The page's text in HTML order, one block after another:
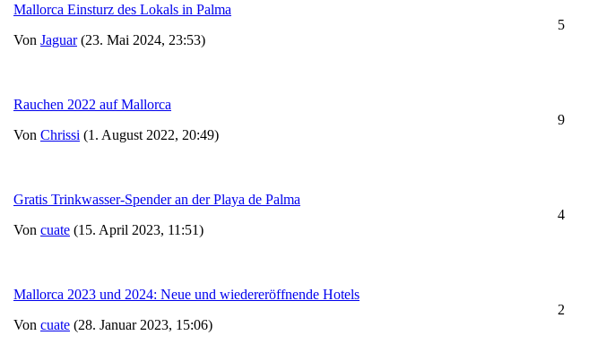
Mallorca Einsturz des Lokals in Palma
Von Jaguar(23. Mai 2024, 23:53)
5
Rauchen 2022 auf Mallorca
Von Chrissi (1. August 2022, 20:49)
9
Gratis Trinkwasser-Spender an der Playa de Palma
Von cuate (15. April 2023, 11:51)
4
Mallorca 2023 und 2024: Neue und wiedereröffnende Hotels
Von cuate (28. Januar 2023, 15:06)
2